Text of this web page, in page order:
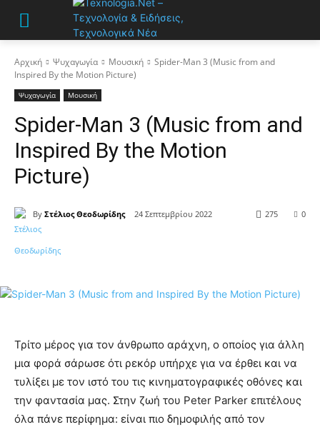
Αρχική Ψυχαγωγία Μουσική
Spider-Man 3 (Music from and
Inspired By the Motion Picture)
Ψυχαγωγία Μουσική
Spider-Man 3 (Music from and
Inspired By the Motion
Picture)
By Στέλιος Θεοδωρίδης 24 Σεπτεμβρίου 2022 0
275
Τρίτο μέρος για τον άνθρωπο αράχνη, ο οποίος για άλλη
μια φορά σάρωσε ότι ρεκόρ υπήρχε για να έρθει και να
τυλίξει με τον ιστό του τις κινηματογραφικές οθόνες και
την φαντασία μας. Στην ζωή του Peter Parker επιτέλους
όλα πάνε περίφημα: είναι πιο δημοφιλής από τον